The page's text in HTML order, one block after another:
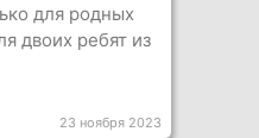
для родных
двоих ребят из
23 ноября 2023